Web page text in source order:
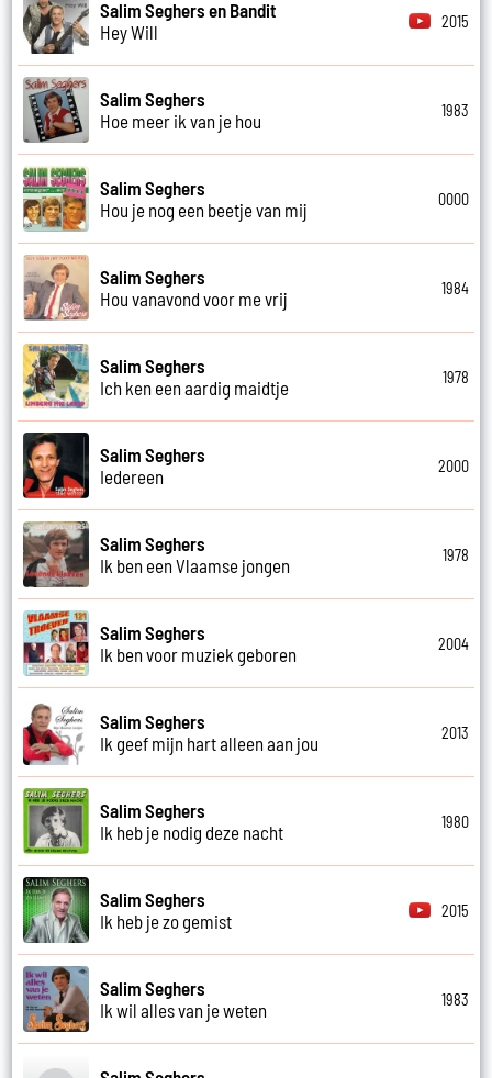
Salim Seghers en Bandit
Hey Will
2015
Salim Seghers
Hoe meer ik van je hou
1983
Salim Seghers
Hou je nog een beetje van mij
0000
Salim Seghers
Hou vanavond voor me vrij
1984
Salim Seghers
Ich ken een aardig maidtje
1978
Salim Seghers
Iedereen
2000
Salim Seghers
Ik ben een Vlaamse jongen
1978
Salim Seghers
Ik ben voor muziek geboren
2004
Salim Seghers
Ik geef mijn hart alleen aan jou
2013
Salim Seghers
Ik heb je nodig deze nacht
1980
Salim Seghers
Ik heb je zo gemist
2015
Salim Seghers
Ik wil alles van je weten
1983